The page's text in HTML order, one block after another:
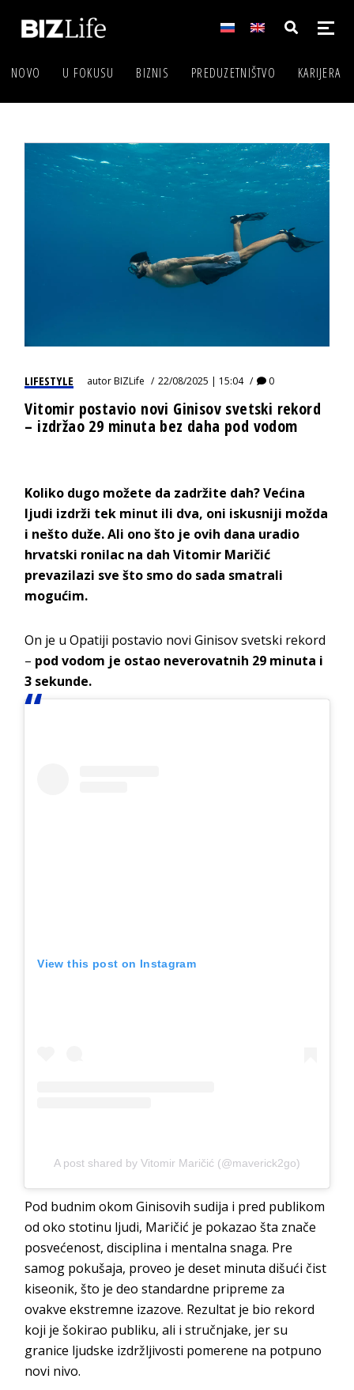
NOVO U FOKUSU BIZNIS PREDUZETNIŠTVO KARIJERA
LIFESTYLE autorBIZLife 22/08/2025 | 15:04 0
Vitomir postavio novi Ginisov svetski rekord
– izdržao 29 minuta bez daha pod vodom
Koliko dugo možete da zadržite dah? Većina
ljudi izdrži tek minut ili dva, oni iskusniji možda
i nešto duže. Ali ono što je ovih dana uradio
hrvatski ronilac na dah Vitomir Maričić
prevazilazi sve što smo do sada smatrali
mogućim.
On je u Opatiji postavio novi Ginisov svetski rekord
– pod vodom je ostao neverovatnih 29 minuta i
3 sekunde.
View this post on Instagram
A post shared by Vitomir Maričić (@maverick2go)
Pod budnim okom Ginisovih sudija i pred publikom
od oko stotinu ljudi, Maričić je pokazao šta znače
posvećenost, disciplina i mentalna snaga. Pre
samog pokušaja, proveo je deset minuta dišući čist
kiseonik, što je deo standardne pripreme za
ovakve ekstremne izazove. Rezultat je bio rekord
koji je šokirao publiku, ali i stručnjake, jer su
granice ljudske izdržljivosti pomerene na potpuno
novi nivo.